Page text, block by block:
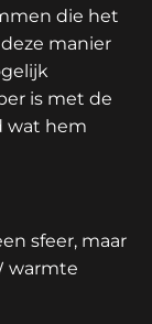
die het
manier
is met de
wat hem
sfeer, maar
warmte